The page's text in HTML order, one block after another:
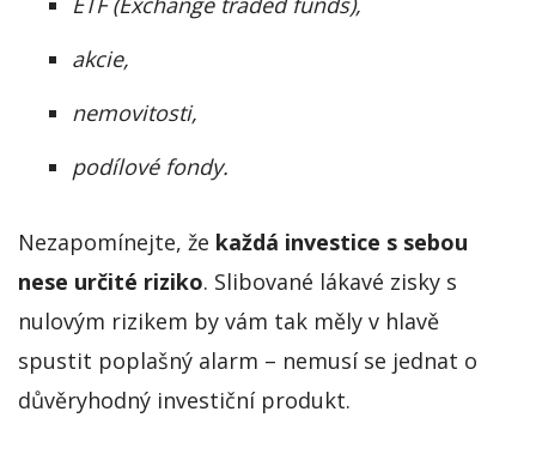
akcie,
nemovitosti,
podílové fondy.
Nezapomínejte, že každá investice s sebou
nese určité riziko. Slibované lákavé zisky s
nulovým rizikem by vám tak měly v hlavě
spustit poplašný alarm – nemusí se jednat o
důvěryhodný investiční produkt.